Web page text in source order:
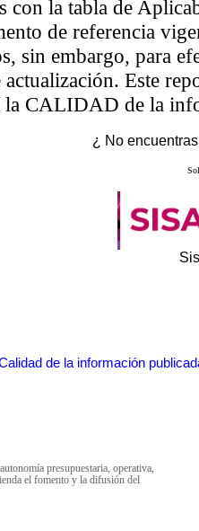
con la tabla de
de referencia
sin embargo, para
Este
la CALIDAD de la
¿ No
de la información
presupuestaria, operativa,
el fomento y la difusión del